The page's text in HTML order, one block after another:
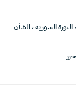
،الثورة السورية،الشأن